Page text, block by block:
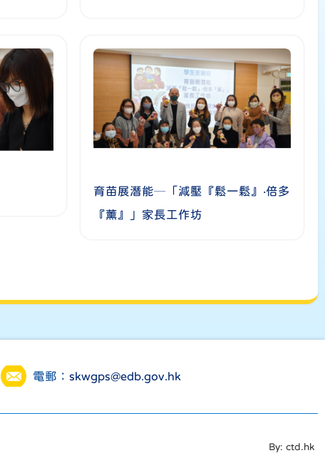
育苗展潛能─「減壓『鬆一鬆』‧倍多
『薰』」家長工作坊
電郵： skwgps@edb.gov.hk
By: ctd.hk